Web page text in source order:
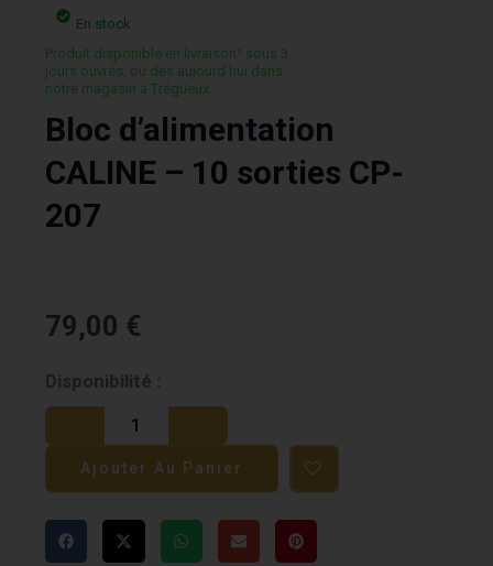
En stock
Produit disponible en livraison¹ sous 3
jours ouvrés, ou des aujourd’hui dans
notre magasin a Trégueux.
Bloc d’alimentation
CALINE – 10 sorties CP-
207
79,00 €
Disponibilité :
quantité
de
Bloc
d'alimentation
Ajouter Au Panier